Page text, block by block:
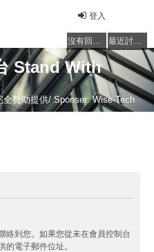
登入
沒有回覆的主題 最近討論的主題
Stand With
贊助提供/ Sponser: Wise-Tech
絡到您。如果您從未在會員控制台
的電子郵件位址。